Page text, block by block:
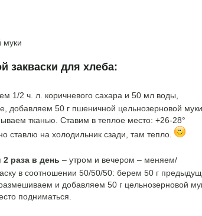
муки
закваски для хлеба:
1/2 ч. л. коричневого сахара и 50 мл воды,
добавляем 50 г пшеничной цельнозерновой
тканью. Ставим в теплое место: +26-28°
ставлю на холодильник сзади, там тепло.
2 раза в день – утром и вечером – меняем/
в соотношении 50/50/50: берем 50 г
и добавляем 50 г цельнозерновой
подниматься.